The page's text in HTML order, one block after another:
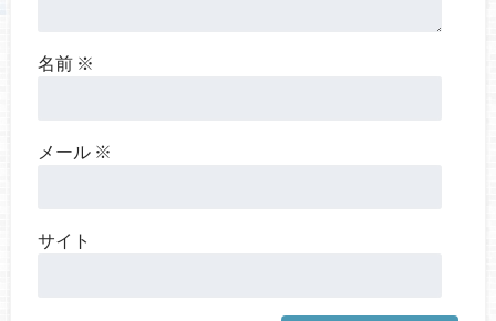
名前 ※
メール ※
サイト